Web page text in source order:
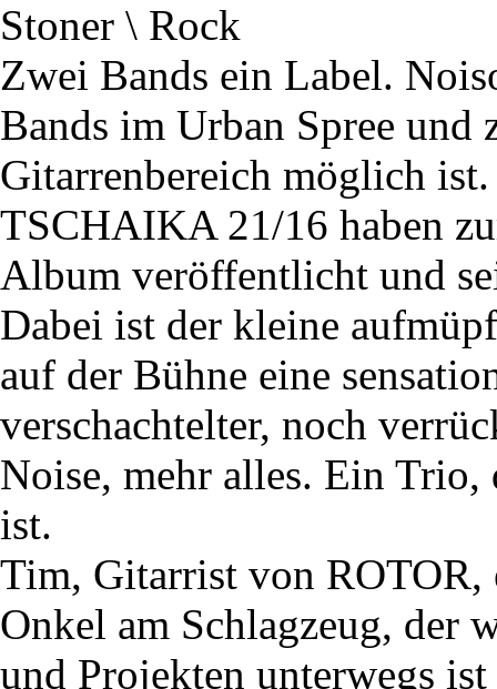
Stoner \ Rock
Zwei Bands ein Label.
Bands im Urban Spree und
Gitarrenbereich möglich
TSCHAIKA 21/16 haben
Album veröffentlicht und
Dabei ist der kleine
auf der Bühne eine
verschachtelter, noch
Noise, mehr alles. Ein Trio,
ist.
Tim, Gitarrist von
Onkel am Schlagzeug, der
und Projekten unterwegs